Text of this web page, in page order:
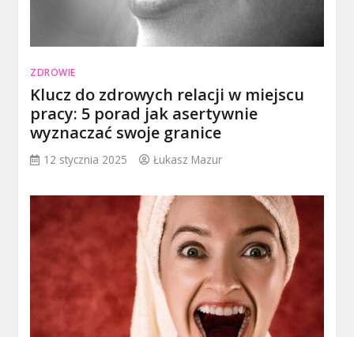
ZDROWIE
Klucz do zdrowych relacji w miejscu
pracy: 5 porad jak asertywnie
wyznaczać swoje granice
12 stycznia 2025 Łukasz Mazur